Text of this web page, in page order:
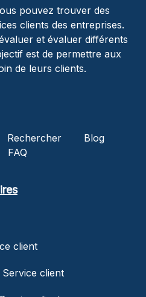
pouvez trouver des
clients des entreprises.
et évaluer différents
est de permettre aux
de leurs clients.
Rechercher
Blog
FAQ
client
client